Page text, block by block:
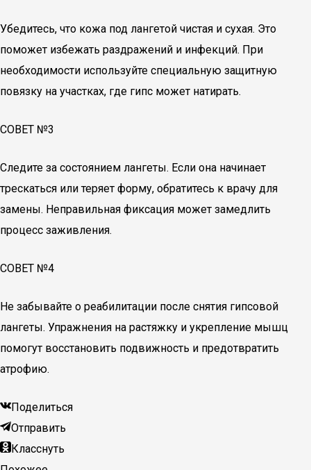
Убедитесь, что кожа под лангетой чистая и сухая. Это
поможет избежать раздражений и инфекций. При
необходимости используйте специальную защитную
повязку на участках, где гипс может натирать.
СОВЕТ №3
Следите за состоянием лангеты. Если она начинает
трескаться или теряет форму, обратитесь к врачу для
замены. Неправильная фиксация может замедлить
процесс заживления.
СОВЕТ №4
Не забывайте о реабилитации после снятия гипсовой
лангеты. Упражнения на растяжку и укрепление мышц
помогут восстановить подвижность и предотвратить
атрофию.
Поделиться
Отправить
Класснуть